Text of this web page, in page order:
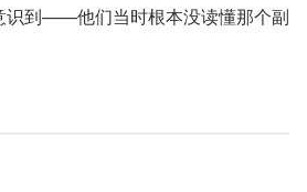
识到——他们当时根本没读懂那个副